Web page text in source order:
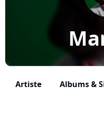
Artiste Albums &